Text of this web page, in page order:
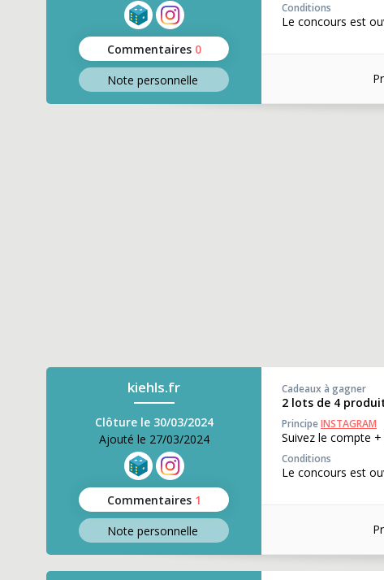
Commentaires 0
Note personnelle
Conditions
Le concours est
kiehls.fr
Clôture le 30/03/2024
Ajouté le 27/03/2024
Commentaires 1
Note personnelle
Cadeaux à gagner
2 lots de 4
PrincipeINSTAGRAM
Suivez le compte
Conditions
Le concours est